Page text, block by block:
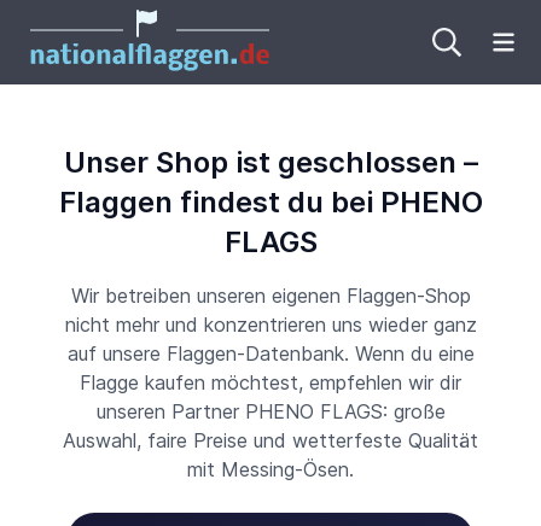
Unser Shop ist geschlossen –
Flaggen findest du bei PHENO
FLAGS
Wir betreiben unseren eigenen Flaggen-Shop
nicht mehr und konzentrieren uns wieder ganz
auf unsere Flaggen-Datenbank. Wenn du eine
Flagge kaufen möchtest, empfehlen wir dir
unseren Partner PHENO FLAGS: große
Auswahl, faire Preise und wetterfeste Qualität
mit Messing-Ösen.